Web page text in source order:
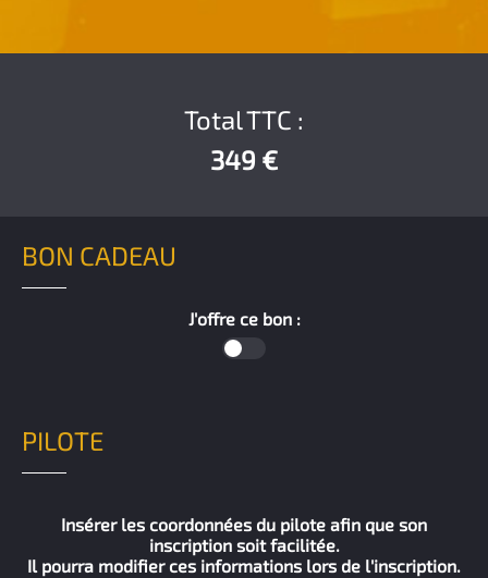
Total TTC :
349 €
BON CADEAU
J'offre ce bon :
PILOTE
Insérer les coordonnées du pilote afin que son
inscription soit facilitée.
Il pourra modifier ces informations lors de l'inscription.